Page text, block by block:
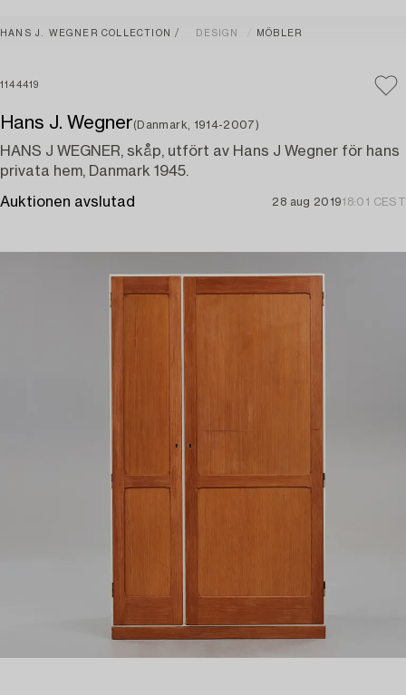
HANS J. WEGNER COLLECTION DESIGN MÖBLER
1144419
Hans J. Wegner(Danmark, 1914-2007)
HANS J WEGNER, skåp, utfört av Hans J Wegner för hans
privata hem, Danmark 1945.
Auktionen avslutad 28 aug 201918:01 CEST